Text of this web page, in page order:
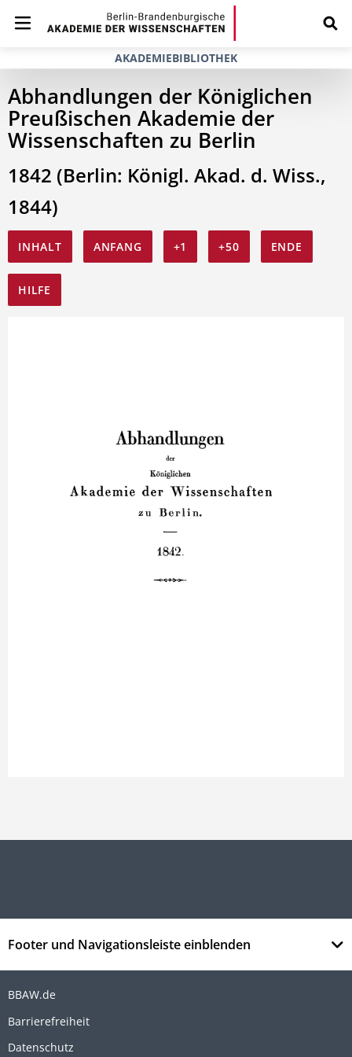
AKADEMIEBIBLIOTHEK
Abhandlungen der Königlichen
Preußischen Akademie der
Wissenschaften zu Berlin
1842 (Berlin: Königl. Akad. d. Wiss.,
1844)
INHALT ANFANG +1 +50 ENDE
HILFE
Footer und Navigationsleiste einblenden
BBAW.de
Barrierefreiheit
Datenschutz